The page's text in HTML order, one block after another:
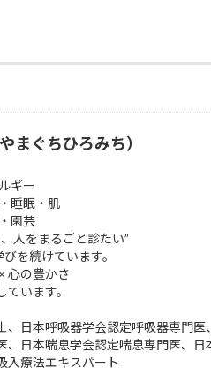
まぐちひろみち）
ギー
睡眠・肌
園芸
人をまるごと診たい”
を続けています。
心の豊かさ
います。
、日本呼吸器学会認定呼吸器専門医
、日本喘息学会認定喘息専門医、日
入療法エキスパート